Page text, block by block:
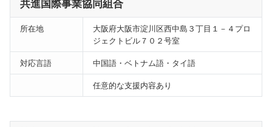
共進国際事業協同組合
所在地
大阪府大阪市淀川区西中島３丁目１－４プロ
ジェクトビル７０２号室
対応言語 中国語・ベトナム語・タイ語
任意的な支援内容あり